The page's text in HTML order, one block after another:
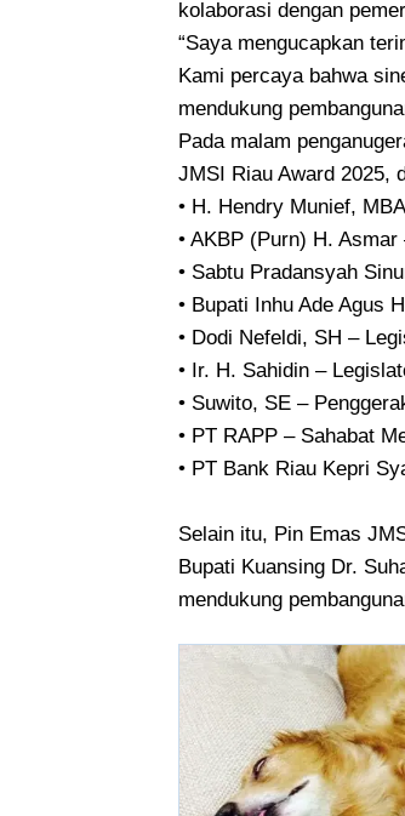
kolaborasi dengan
“Saya mengucapkan
Kami percaya bahwa
mendukung
Pada malam
JMSI Riau Award 2025,
• H. Hendry Munief,
• AKBP (Purn) H.
• Sabtu Pradansyah
• Bupati Inhu Ade Agus
• Dodi Nefeldi, SH –
• Ir. H. Sahidin –
• Suwito, SE –
• PT RAPP – Sahabat
• PT Bank Riau Kepri
Selain itu, Pin Emas
Bupati Kuansing Dr.
mendukung